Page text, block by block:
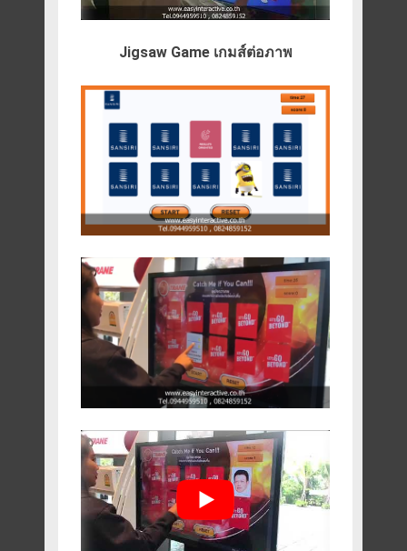
Jigsaw Game เกมส์ต่อภาพ